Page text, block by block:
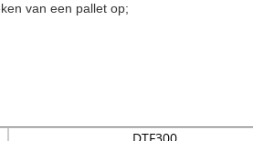
van een pallet op;